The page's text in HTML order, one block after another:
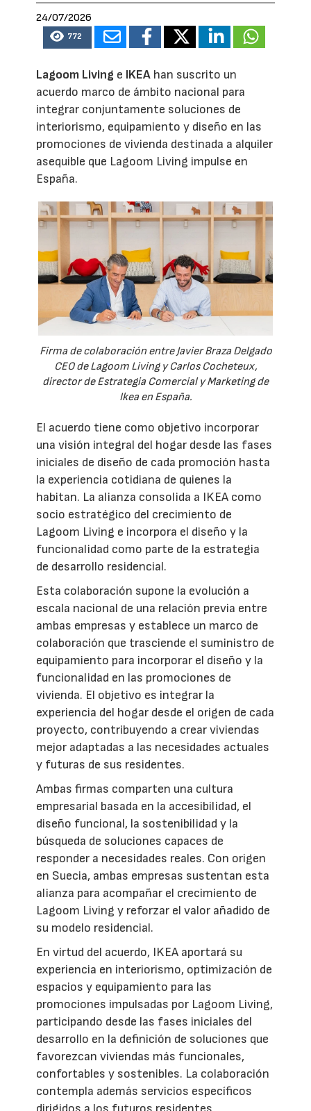
24/07/2026
772
Lagoom Living e IKEA han suscrito un
acuerdo marco de ámbito nacional para
integrar conjuntamente soluciones de
interiorismo, equipamiento y diseño en las
promociones de vivienda destinada a alquiler
asequible que Lagoom Living impulse en
España.
Firma de colaboración entre Javier Braza Delgado
CEO de Lagoom Living y Carlos Cocheteux,
director de Estrategia Comercial y Marketing de
Ikea en España.
El acuerdo tiene como objetivo incorporar
una visión integral del hogar desde las fases
iniciales de diseño de cada promoción hasta
la experiencia cotidiana de quienes la
habitan. La alianza consolida a IKEA como
socio estratégico del crecimiento de
Lagoom Living e incorpora el diseño y la
funcionalidad como parte de la estrategia
de desarrollo residencial.
Esta colaboración supone la evolución a
escala nacional de una relación previa entre
ambas empresas y establece un marco de
colaboración que trasciende el suministro de
equipamiento para incorporar el diseño y la
funcionalidad en las promociones de
vivienda. El objetivo es integrar la
experiencia del hogar desde el origen de cada
proyecto, contribuyendo a crear viviendas
mejor adaptadas a las necesidades actuales
y futuras de sus residentes.
Ambas firmas comparten una cultura
empresarial basada en la accesibilidad, el
diseño funcional, la sostenibilidad y la
búsqueda de soluciones capaces de
responder a necesidades reales. Con origen
en Suecia, ambas empresas sustentan esta
alianza para acompañar el crecimiento de
Lagoom Living y reforzar el valor añadido de
su modelo residencial.
En virtud del acuerdo, IKEA aportará su
experiencia en interiorismo, optimización de
espacios y equipamiento para las
promociones impulsadas por Lagoom Living,
participando desde las fases iniciales del
desarrollo en la definición de soluciones que
favorezcan viviendas más funcionales,
confortables y sostenibles. La colaboración
contempla además servicios específicos